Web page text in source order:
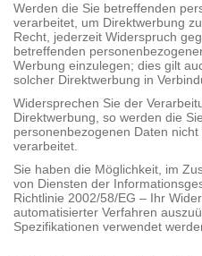
Werden die Sie betreffenden
verarbeitet, um Direktwerbung
Recht, jederzeit Widerspruch
betreffenden
Werbung einzulegen; dies gilt
solcher Direktwerbung in
Widersprechen Sie der
Direktwerbung, so werden die
personenbezogenen Daten
verarbeitet.
Sie haben die Möglichkeit, im
von Diensten der
Richtlinie 2002/58/EG – Ihr
automatisierter Verfahren
Spezifikationen verwendet